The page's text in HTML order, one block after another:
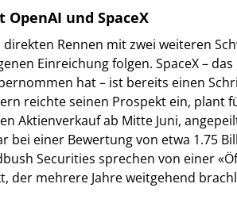
und SpaceX
Rennen mit zwei weiteren
Einreichung folgen. SpaceX – das
hat – ist bereits einen
reichte seinen Prospekt ein, plant
Aktienverkauf ab Mitte Juni,
bei einer Bewertung von etwa 1.75
Securities sprechen von einer
der mehrere Jahre weitgehend